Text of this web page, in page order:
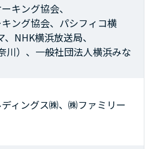
キング協会、
ング協会、パシフィコ横
NHK横浜放送局、
川）、一般社団法人横浜みな
ィングス㈱、㈱ファミリー